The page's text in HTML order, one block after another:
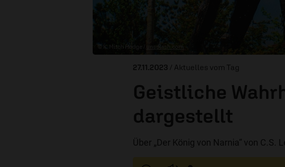
© K. Mitch Hodge /
27.11.2023 / Aktuelles vom Tag
Geistliche
dargestellt
Über „Der König von Narnia“ von C.S.